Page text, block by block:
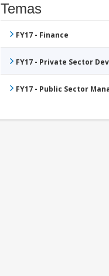
Temas
FY17 - Finance
FY17 - Private Sector
FY17 - Public Sector